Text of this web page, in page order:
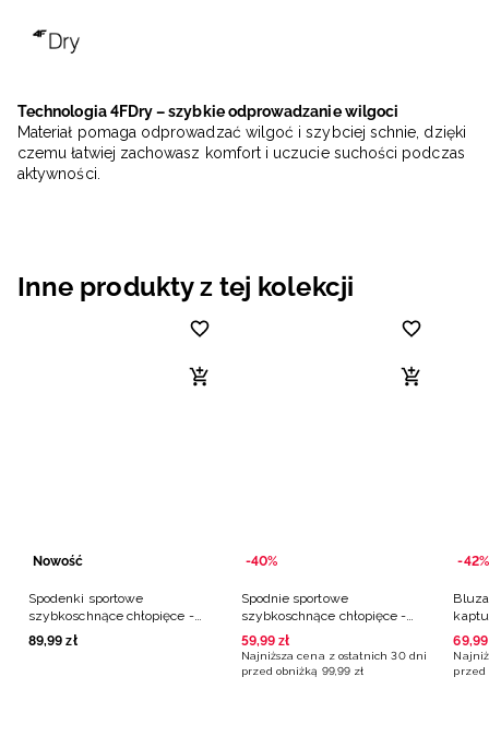
Technologia 4FDry – szybkie odprowadzanie wilgoci
Materiał pomaga odprowadzać wilgoć i szybciej schnie, dzięki
czemu łatwiej zachowasz komfort i uczucie suchości podczas
aktywności.
Inne produkty z tej kolekcji
Nowość
Spodenki sportowe
szybkoschnące chłopięce -
czarne
89,99 zł
-40%
Spodnie sportowe
szybkoschnące chłopięce -
turkusowe
59,99 zł
Najniższa cena z ostatnich 30 dni
przed obniżką 99,99 zł
-42%
69,99
przed